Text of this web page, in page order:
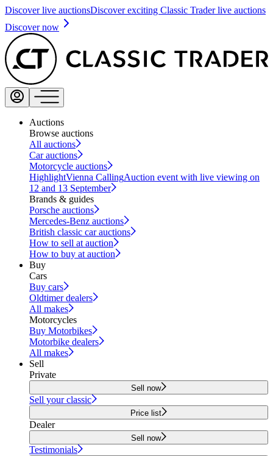
Discover live auctionsDiscover exciting Classic Trader live auctions
Discover now
Auctions
Browse auctions
All auctions
Car auctions
Motorcycle auctions
HighlightVienna CallingAuction event with live viewing on
12 and 13 September
Brands & guides
Porsche auctions
Mercedes-Benz auctions
British classic car auctions
How to sell at auction
How to buy at auction
Buy
Cars
Buy cars
Oldtimer dealers
All makes
Motorcycles
Buy Motorbikes
Motorbike dealers
All makes
Sell
Private
Sell now
Sell your classic
Price list
Dealer
Sell now
Testimonials